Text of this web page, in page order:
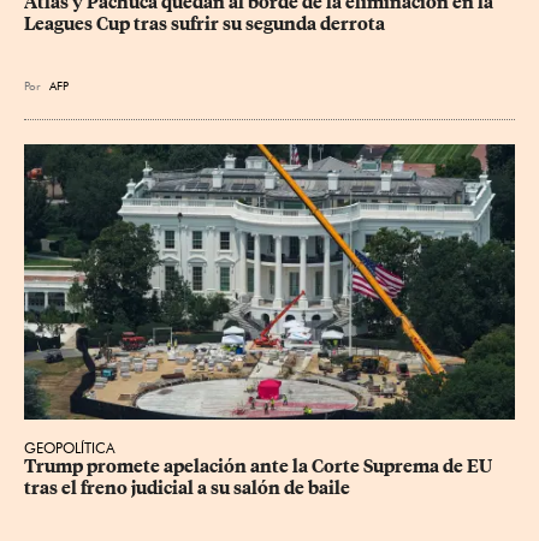
Leagues Cup tras sufrir su segunda derrota
Por AFP
GEOPOLÍTICA
Trump promete apelación ante la Corte Suprema de EU
tras el freno judicial a su salón de baile